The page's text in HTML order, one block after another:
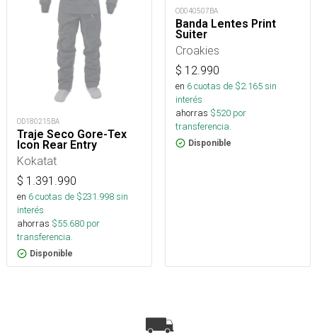
OD180215BA
Traje Seco Gore-Tex
Icon Rear Entry
Kokatat
$ 1.391.990
en 6cuotas de $231.998sin
interés
ahorras $55.680 por
transferencia.
Disponible
OD040507BA
Banda Lentes Print
Suiter
Croakies
$ 12.990
en 6cuotas de $2.165sin
interés
ahorras $520 por
transferencia.
Disponible